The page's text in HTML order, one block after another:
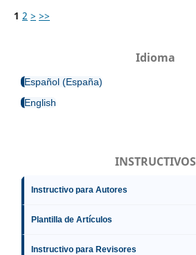
1 2 > >>
Idioma
Español (España)
English
INSTRUCTIVOS
Instructivo para Autores
Plantilla de Artículos
Instructivo para Revisores